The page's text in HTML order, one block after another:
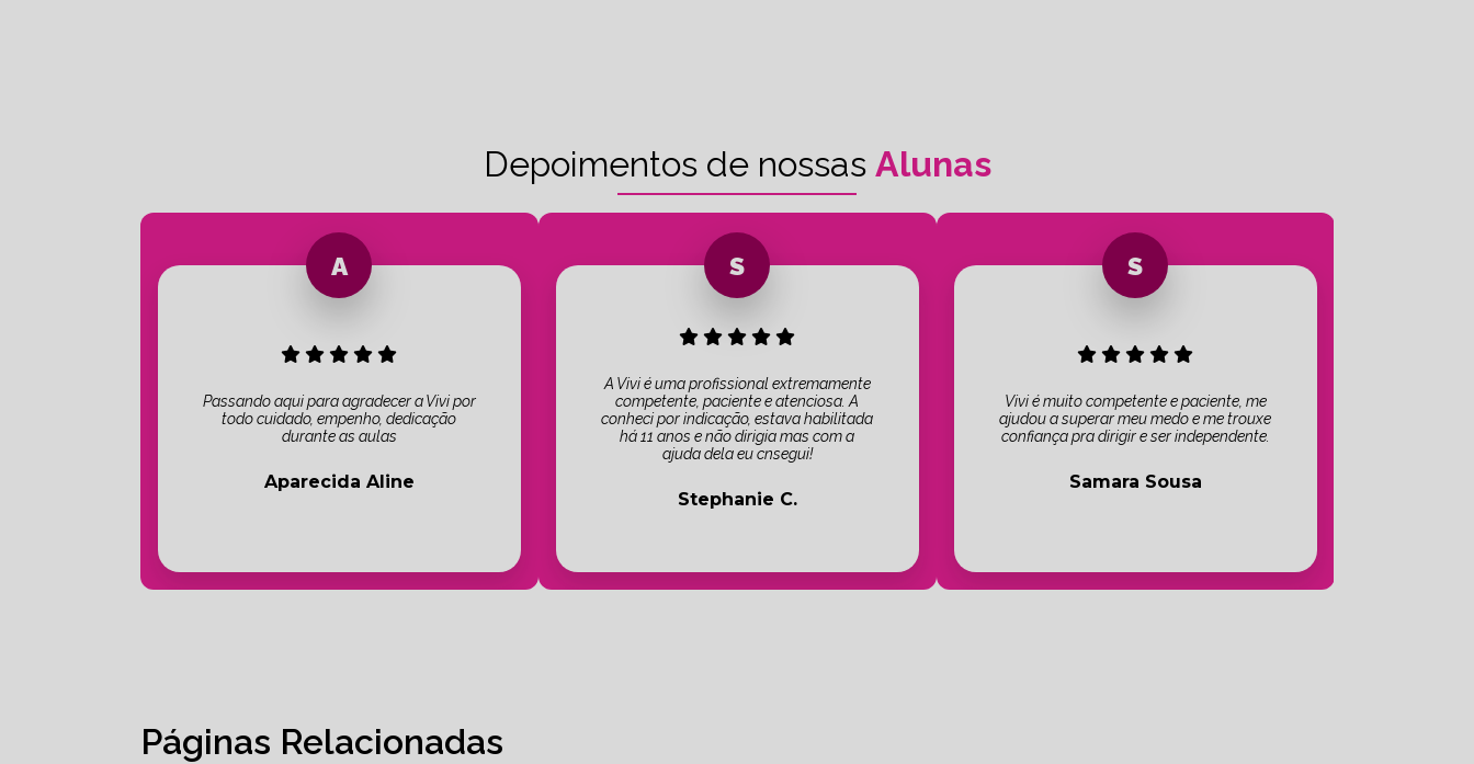
Depoimentos de nossas Alunas
Passando aqui para agradecer a Vivi por
todo cuidado, empenho, dedicação
durante as aulas
Aparecida Aline
A Vivi é uma profissional extremamente
competente, paciente e atenciosa. A
conheci por indicação, estava habilitada
há 11 anos e não dirigia mas com a
ajuda dela eu cnsegui!
Stephanie C.
Vivi é muito competente e paciente, me
ajudou a superar meu medo e me trouxe
confiança pra dirigir e ser independente.
Samara Sousa
Páginas Relacionadas